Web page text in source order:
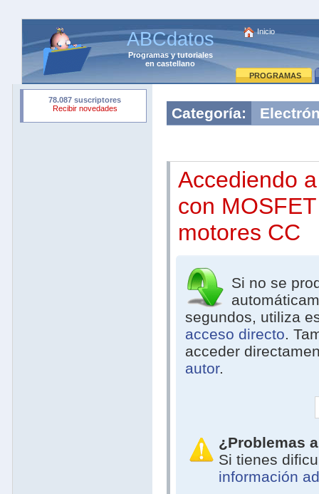
ABCdatos
Programasytutoriales
en castellano
Inicio
PROGRAMAS
Categoría:
Accediendo
con
motores CC
Si no se
segundos, utiliza
acceso directo.
acceder
autor.
¿Problemas
Si tienes
información